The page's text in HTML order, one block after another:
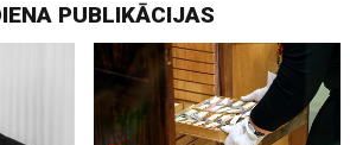
PUBLIKĀCIJAS